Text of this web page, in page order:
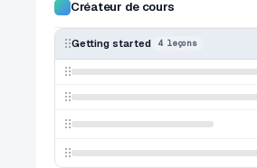
Créateur de cours
Getting started 4 leçons